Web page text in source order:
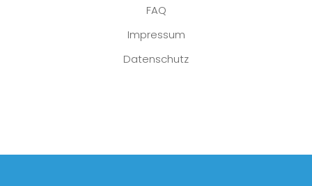
FAQ
Impressum
Datenschutz